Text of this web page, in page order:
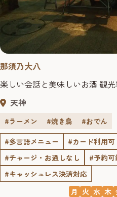
那須乃大八
楽しい会話と美味しいお酒 観
天神
#ラーメン #焼き鳥
#おでん
#多言語メニュー
#カード利用可
#チャージ・お通しなし
#予約可
#キャッシュレス決済対応
月 火 水 木